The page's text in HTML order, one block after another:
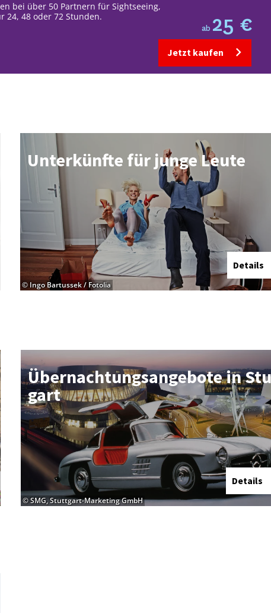
bei über 50 Partnern für Sightseeing,
24, 48 oder 72 Stunden.
ab 25 €
Jetzt kaufen
© Ingo Bartussek / Fotolia
Un­ter­künf­te für jun­ge Leu­te
Details
© SMG, Stuttgart-Marketing GmbH
Über­nach­tungs­an­ge­bo­te in
gart
Details